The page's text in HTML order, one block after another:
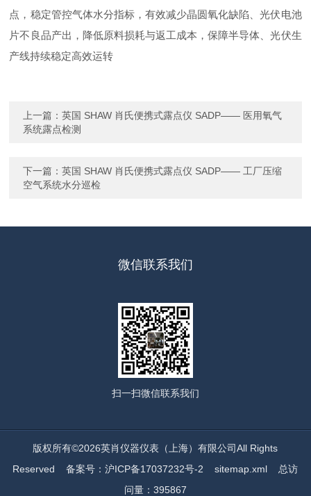
点，稳定管控气体水分指标，有效减少晶圆氧化缺陷、光伏电池
片不良品产出，降低原料损耗与返工成本，保障半导体、光伏生
产线持续稳定高效运转
上一篇：英国 SHAW 肖氏便携式露点仪 SADP—— 医用氧气
系统露点检测
下一篇：英国 SHAW 肖氏便携式露点仪 SADP—— 工厂压缩
空气系统水分巡检
微信联系我们
扫一扫微信联系我们
版权所有©2026英肖仪器仪表（上海）有限公司All Rights
Reserved备案号：沪ICP备17037232号-2 sitemap.xml 总访
问量：395867